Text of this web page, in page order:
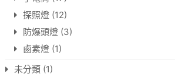
探照燈 (12)
防爆頭燈 (3)
鹵素燈 (1)
未分類 (1)